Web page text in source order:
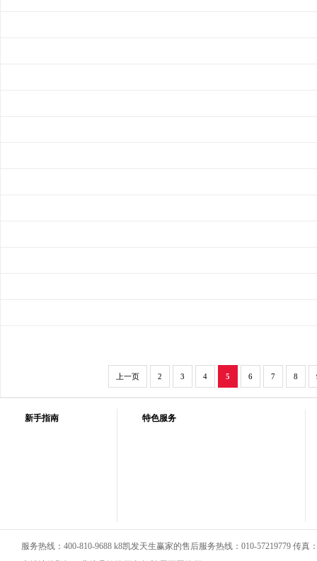
上一页 2 3 4 5 6 7 8
新手指南 特色服务
服务热线：400-810-9688 k8凯发天生赢家的售后服务热线：010-57219779 传真